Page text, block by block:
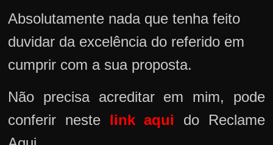
Absolutamente nada que tenha feito
duvidar da excelência do referido em
cumprir com a sua proposta.
Não precisa acreditar em mim, pode
conferir neste link aqui do Reclame